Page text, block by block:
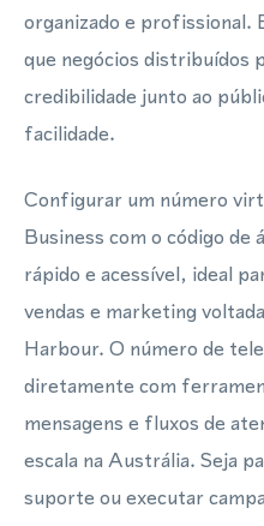
organizado e profissional.
que negócios distribuídos
credibilidade junto ao
facilidade.
Configurar um número
Business com o código de
rápido e acessível, ideal
vendas e marketing
Harbour. O número de
diretamente com
mensagens e fluxos de
escala na Austrália. Seja
suporte ou executar